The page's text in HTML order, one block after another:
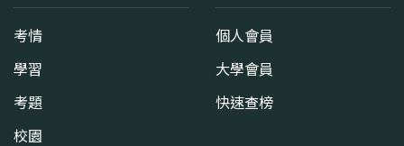
考情
學習
考題
校園
個人會員
大學會員
快速查榜